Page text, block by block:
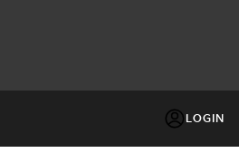
LOGIN